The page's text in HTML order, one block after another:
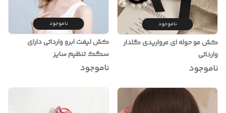
ناموجود
کش مو حوله ای مرواریدی گلدار
وارداتی
ناموجود
ناموجود
کش لیفت ابرو وارداتی دارای
سگک تنظیم سایز
ناموجود